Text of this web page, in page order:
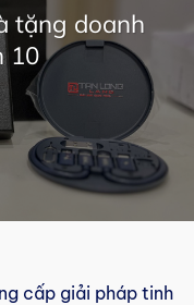
tặng doanh
10
cấp giải pháp tinh